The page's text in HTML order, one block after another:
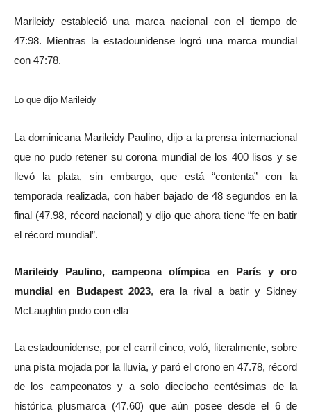
Marileidy estableció una marca nacional con el tiempo de
47:98. Mientras la estadounidense logró una marca mundial
con 47:78.
Lo que dijo Marileidy
La dominicana Marileidy Paulino, dijo a la prensa internacional
que no pudo retener su corona mundial de los 400 lisos y se
llevó la plata, sin embargo, que está “contenta” con la
temporada realizada, con haber bajado de 48 segundos en la
final (47.98, récord nacional) y dijo que ahora tiene “fe en batir
el récord mundial”.
Marileidy Paulino, campeona olímpica en París y oro
mundial en Budapest 2023, era la rival a batir y Sidney
McLaughlin pudo con ella
La estadounidense, por el carril cinco, voló, literalmente, sobre
una pista mojada por la lluvia, y paró el crono en 47.78, récord
de los campeonatos y a solo dieciocho centésimas de la
histórica plusmarca (47.60) que aún posee desde el 6 de